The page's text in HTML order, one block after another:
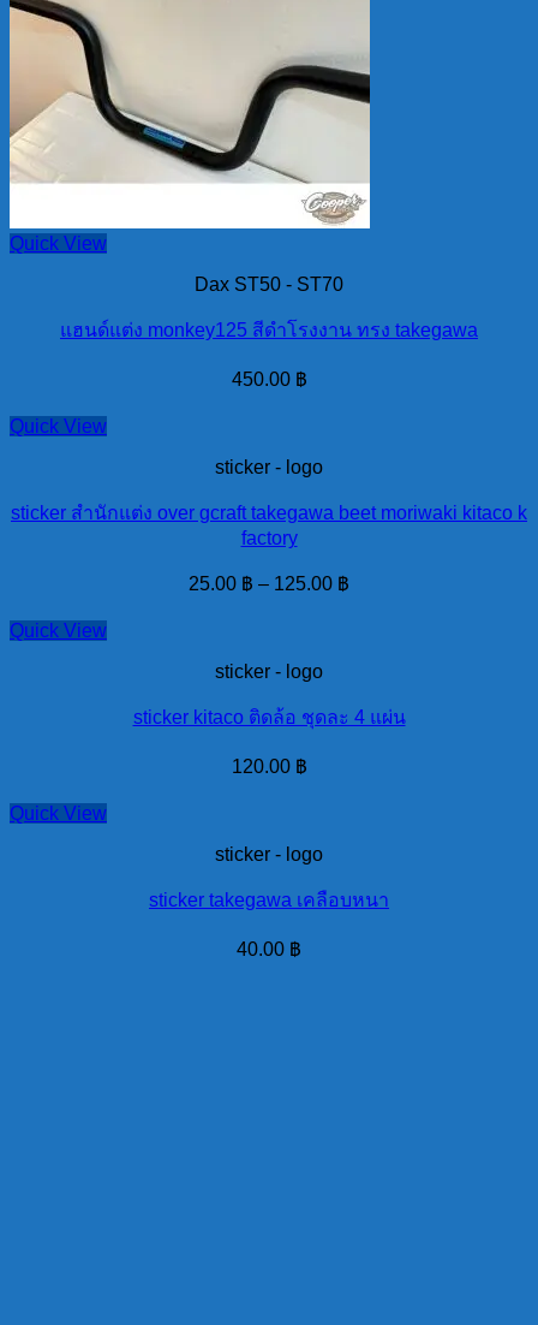
Quick View
Dax ST50 - ST70
แฮนด์แต่ง monkey125 สีดำโรงงาน ทรง takegawa
450.00 ฿
Quick View
sticker - logo
sticker สำนักแต่ง over gcraft takegawa beet moriwaki kitaco k
factory
25.00 ฿ – 125.00 ฿
Quick View
sticker - logo
sticker kitaco ติดล้อ ชุดละ 4 แผ่น
120.00 ฿
Quick View
sticker - logo
sticker takegawa เคลือบหนา
40.00 ฿